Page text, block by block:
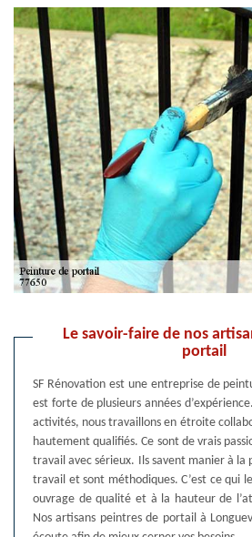
Le savoir-faire de nos
portail
SF Rénovation est une entreprise de
est forte de plusieurs années
activités, nous travaillons en étroite
hautement qualifiés. Ce sont de vrais
travail avec sérieux. Ils savent manier à la
travail et sont méthodiques. C’est ce qui
ouvrage de qualité et à la hauteur de
Nos artisans peintres de portail à